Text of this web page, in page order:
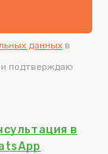
данных в
и подтверждаю
в